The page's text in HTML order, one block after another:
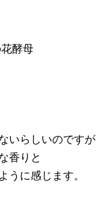
酵母
いらしいのですが
香りと
うに感じます。